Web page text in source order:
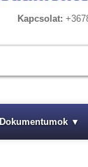
Kapcsolat:
Dokumentumok ▾